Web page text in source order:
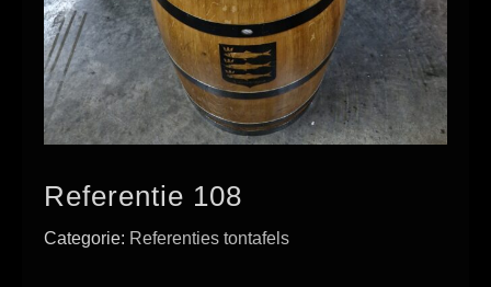
Referentie 108
Categorie: Referenties tontafels